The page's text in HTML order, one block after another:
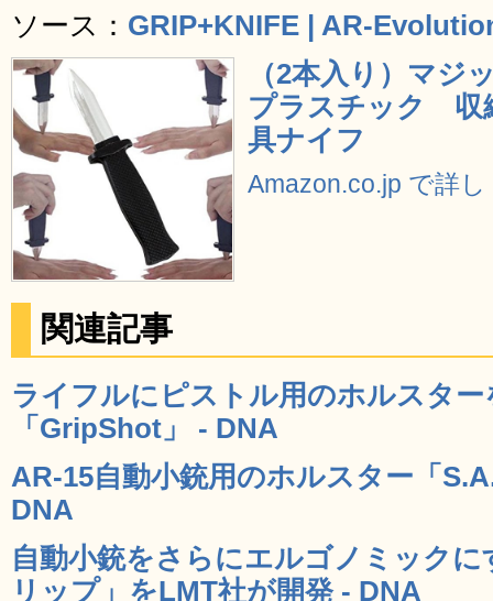
ソース： GRIP+KNIFE | AR-
（2本入り）マ
プラスチック 収
具ナイフ
Amazon.co.jp で詳
関連記事
ライフルにピストル用のホルスタ
「GripShot」 - DNA
AR-15自動小銃用のホルスター「
DNA
自動小銃をさらにエルゴノミック
リップ」をLMT社が開発 - DNA